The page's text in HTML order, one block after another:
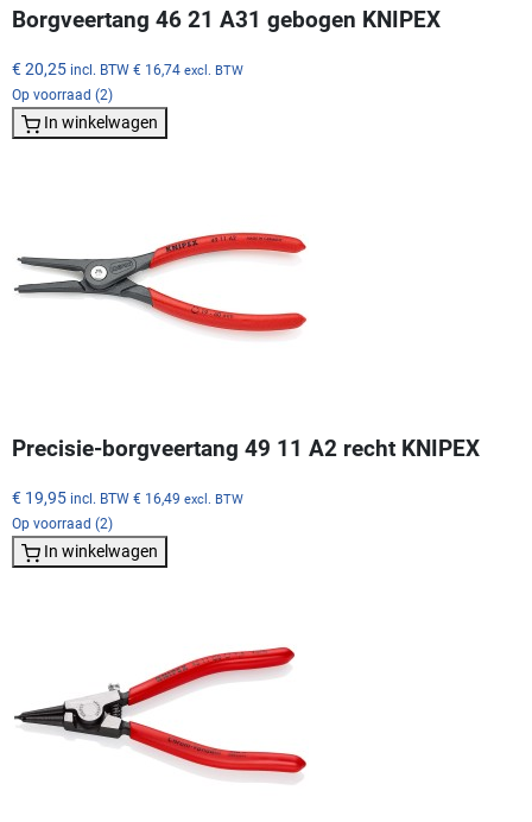
Borgveertang 46 21 A31 gebogen KNIPEX
€ 20,25 incl. BTW € 16,74 excl. BTW
Op voorraad (2)
In winkelwagen
Precisie-borgveertang 49 11 A2 recht KNIPEX
€ 19,95 incl. BTW € 16,49 excl. BTW
Op voorraad (2)
In winkelwagen